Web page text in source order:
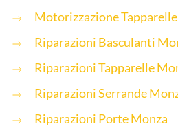
Motorizzazione
Riparazioni Basculanti
Riparazioni Tapparelle
Riparazioni Serrande
Riparazioni Porte Monza